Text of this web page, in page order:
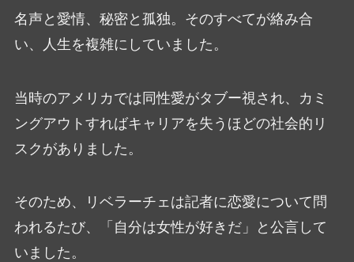
名声と愛情、秘密と孤独。そのすべてが絡み合
い、人生を複雑にしていました。
当時のアメリカでは同性愛がタブー視され、カミ
ングアウトすればキャリアを失うほどの社会的リ
スクがありました。
そのため、リベラーチェは記者に恋愛について問
われるたび、「自分は女性が好きだ」と公言して
いました。